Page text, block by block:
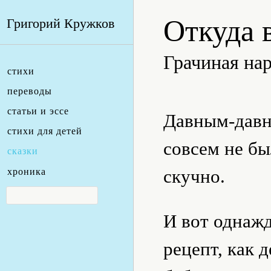
Григорий Кружков
стихи
переводы
статьи и эссе
стихи для детей
сказки
хроника
Откуда
Грачиная
Давным-
совсем не
скучно.
И вот
рецепт, как